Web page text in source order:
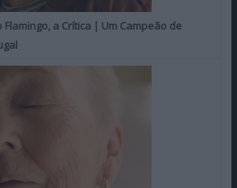
a Crítica | Um Campeão de